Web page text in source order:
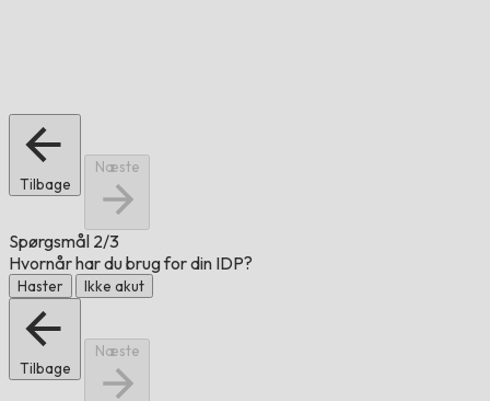
Tilbage
Næste
Spørgsmål 2/3
Hvornår har du brug for din IDP?
Haster Ikke akut
Tilbage
Næste